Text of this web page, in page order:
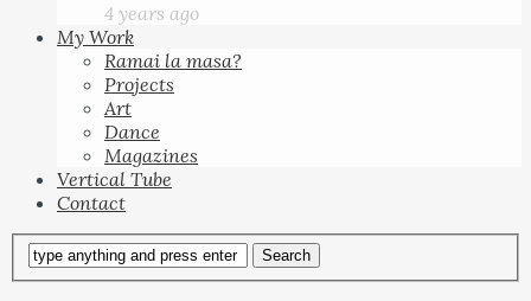
4 years ago
My Work
Ramai la masa?
Projects
Art
Dance
Magazines
Vertical Tube
Contact